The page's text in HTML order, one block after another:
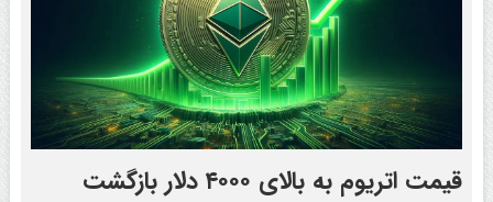
قیمت اتریوم به بالای ۴۰۰۰ دلار بازگشت